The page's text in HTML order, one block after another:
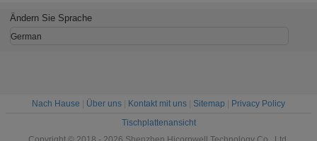
Ändern Sie Sprache
German
Nach Hause Über uns Kontakt mit uns Sitemap
Privacy Policy
Tischplattenansicht